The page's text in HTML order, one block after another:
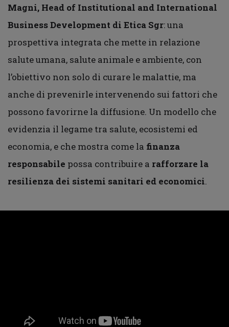
Magni, Head of Institutional and International
Business Development di Etica Sgr: una
prospettiva integrata che mette in relazione
salute umana, salute animale e ambiente, con
l’obiettivo non solo di curare le malattie, ma
anche di prevenirle intervenendo sui fattori che
possono favorirne la diffusione. Un modello che
evidenzia il legame tra salute, ecosistemi ed
economia, e che mostra come la finanza
responsabile possa contribuire a rafforzare la
resilienza dei sistemi sanitari ed economici.